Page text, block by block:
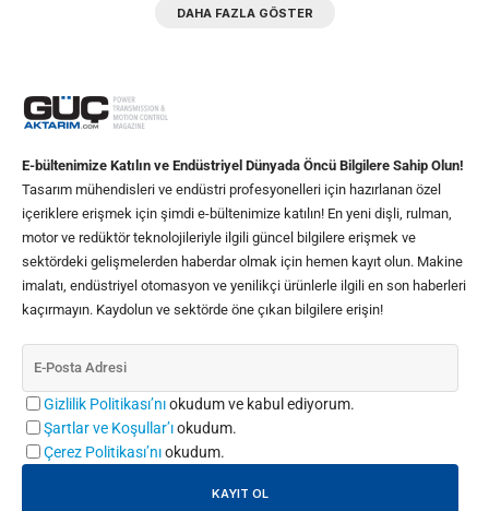
DAHA FAZLA GÖSTER
E-bültenimize Katılın ve Endüstriyel Dünyada Öncü Bilgilere Sahip Olun!
Tasarım mühendisleri ve endüstri profesyonelleri için hazırlanan özel
içeriklere erişmek için şimdi e-bültenimize katılın! En yeni dişli, rulman,
motor ve redüktör teknolojileriyle ilgili güncel bilgilere erişmek ve
sektördeki gelişmelerden haberdar olmak için hemen kayıt olun. Makine
imalatı, endüstriyel otomasyon ve yenilikçi ürünlerle ilgili en son haberleri
kaçırmayın. Kaydolun ve sektörde öne çıkan bilgilere erişin!
Gizlilik Politikası’nıokudum ve kabul ediyorum.
Şartlar ve Koşullar’ıokudum.
Çerez Politikası’nıokudum.